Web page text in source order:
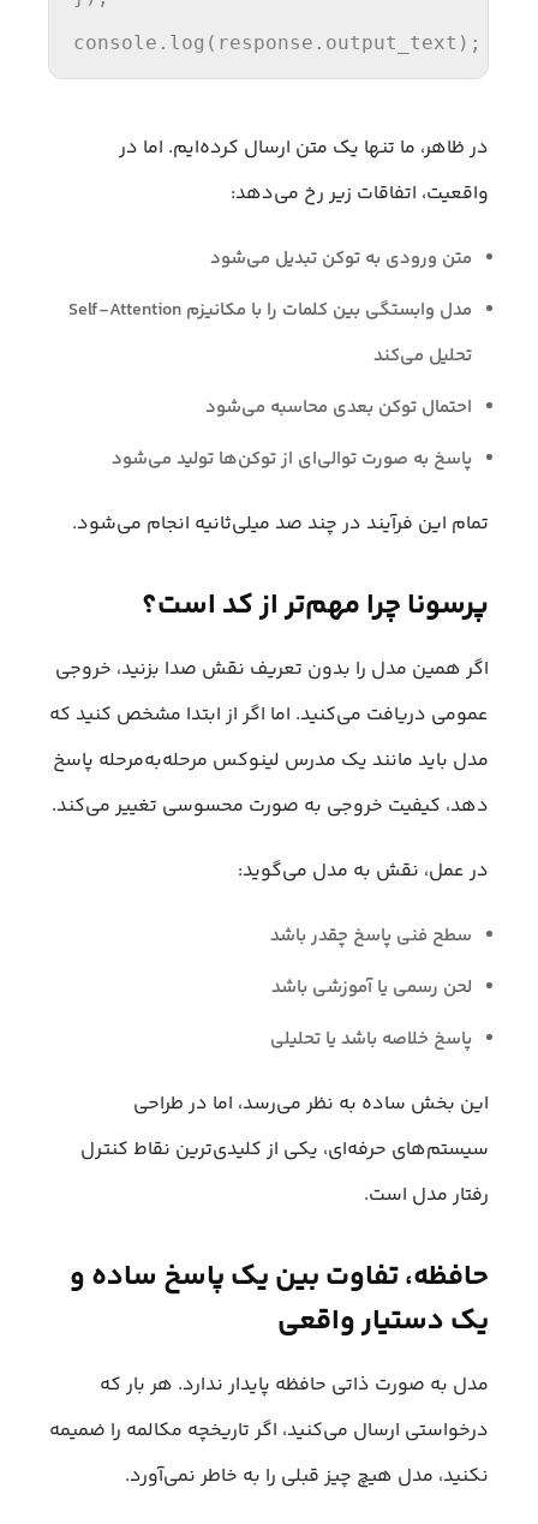
console . log (response. output_text );
در ظاهر، ما تنها یک متن ارسال کرده‌ایم. اما در
واقعیت، اتفاقات زیر رخ می‌دهد:
متن ورودی به توکن تبدیل می‌شود
مدل وابستگی بین کلمات را با مکانیزم Self-Attention
تحلیل می‌کند
احتمال توکن بعدی محاسبه می‌شود
پاسخ به صورت توالی‌ای از توکن‌ها تولید می‌شود
تمام این فرآیند در چند صد میلی‌ثانیه انجام می‌شود.
پرسونا چرا مهم‌تر از کد است؟
اگر همین مدل را بدون تعریف نقش صدا بزنید، خروجی
عمومی دریافت می‌کنید. اما اگر از ابتدا مشخص کنید که
مدل باید مانند یک مدرس لینوکس مرحله‌به‌مرحله پاسخ
دهد، کیفیت خروجی به صورت محسوسی تغییر می‌کند.
در عمل، نقش به مدل می‌گوید:
سطح فنی پاسخ چقدر باشد
لحن رسمی یا آموزشی باشد
پاسخ خلاصه باشد یا تحلیلی
این بخش ساده به نظر می‌رسد، اما در طراحی
سیستم‌های حرفه‌ای، یکی از کلیدی‌ترین نقاط کنترل
رفتار مدل است.
حافظه، تفاوت بین یک پاسخ ساده و
یک دستیار واقعی
مدل به صورت ذاتی حافظه پایدار ندارد. هر بار که
درخواستی ارسال می‌کنید، اگر تاریخچه مکالمه را ضمیمه
نکنید، مدل هیچ چیز قبلی را به خاطر نمی‌آورد.